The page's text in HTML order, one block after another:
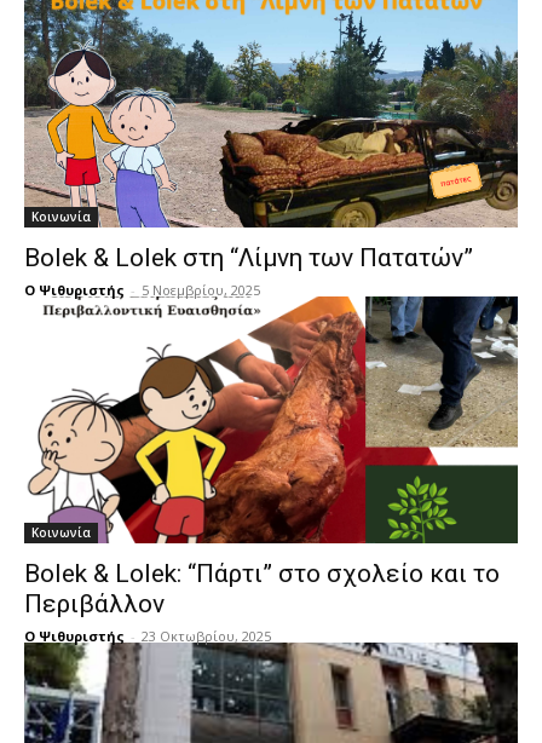
Κοινωνία
Bolek & Lolek στη “Λίμνη των Πατατών”
Ο Ψιθυριστής - 5 Νοεμβρίου, 2025
Κοινωνία
Bolek & Lolek: “Πάρτι” στο σχολείο και το
Περιβάλλον
Ο Ψιθυριστής - 23 Οκτωβρίου, 2025